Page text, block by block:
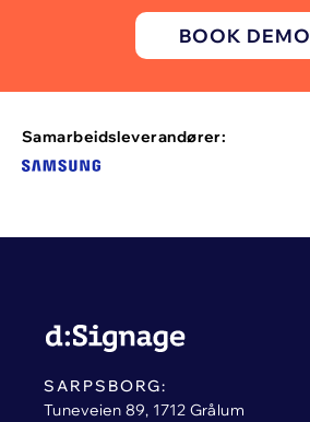
BOOK DEMO
Samarbeidsleverandører:
SARPSBORG:
Tuneveien 89, 1712 Grålum